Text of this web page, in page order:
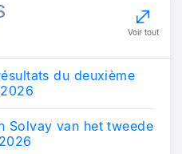
Voir tout
du deuxième
Solvay van het tweede